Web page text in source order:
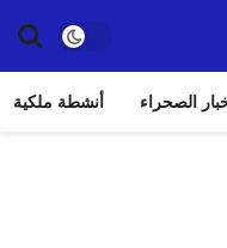
الصحراء أنشطة ملكية